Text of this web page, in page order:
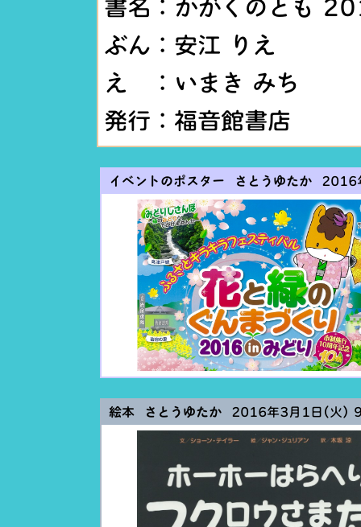
書名：かがくのとも
ぶん：安江 りえ
え ：いまき みち
発行：福音館書店
イベントのポスター さとうゆたか2016
絵本 さとうゆたか2016年3月1日(火)